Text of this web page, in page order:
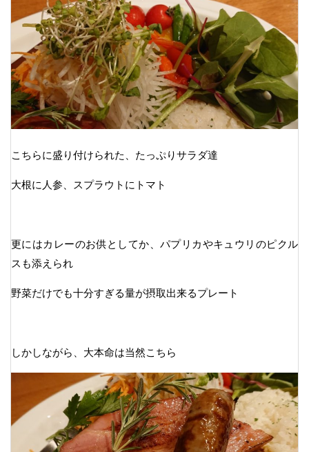
こちらに盛り付けられた、たっぷりサラダ達
大根に人参、スプラウトにトマト
更にはカレーのお供としてか、パプリカやキュウリのピクル
スも添えられ
野菜だけでも十分すぎる量が摂取出来るプレート
しかしながら、大本命は当然こちら